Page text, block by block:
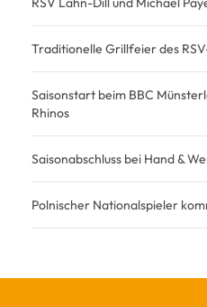
Traditionelle Grillfeier des
Saisonstart beim BBC
Rhinos
Saisonabschluss bei Hand &
Polnischer Nationalspieler